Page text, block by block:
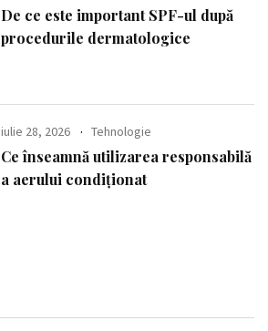
De ce este important SPF-ul după
procedurile dermatologice
iulie 28, 2026 Tehnologie
Ce înseamnă utilizarea responsabilă
a aerului condiționat